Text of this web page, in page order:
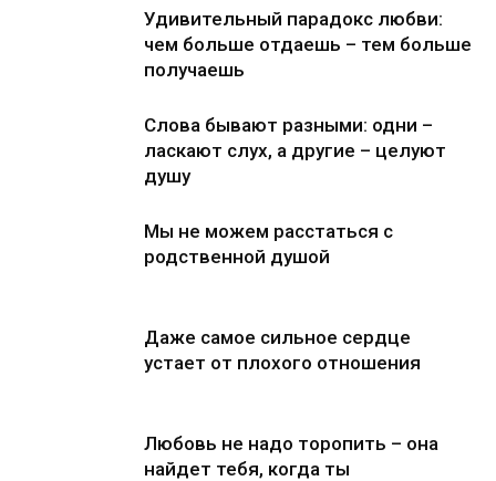
Удивительный парадокс любви:
чем больше отдаешь – тем больше
получаешь
Слова бывают разными: одни –
ласкают слух, а другие – целуют
душу
Мы не можем расстаться с
родственной душой
Даже самое сильное сердце
устает от плохого отношения
Любовь не надо торопить – она
найдет тебя, когда ты